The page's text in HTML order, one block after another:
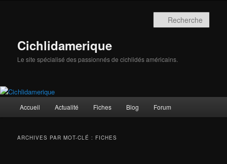
Cichlidamerique
Le site spécialisé des passionnés de cichlidés américains.
principal
Accueil Actualité Fiches Blog Forum
ARCHIVES PAR MOT-CLÉ : FICHES